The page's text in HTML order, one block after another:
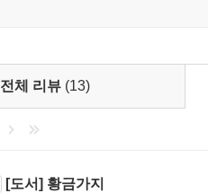
전체 리뷰 (13)
[도서] 황금가지